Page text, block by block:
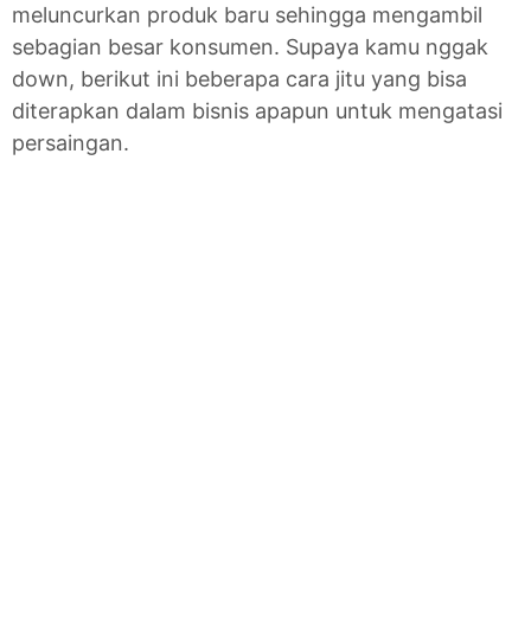
meluncurkan produk baru sehingga mengambil
sebagian besar konsumen. Supaya kamu nggak
down, berikut ini beberapa cara jitu yang bisa
diterapkan dalam bisnis apapun untuk mengatasi
persaingan.